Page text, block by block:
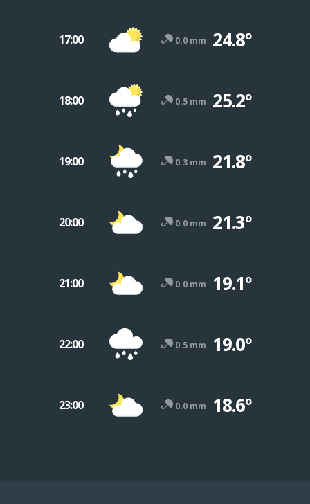
17:00 0.0 mm 24.8º
18:00 0.5 mm 25.2º
19:00 0.3 mm 21.8º
20:00 0.0 mm 21.3º
21:00 0.0 mm 19.1º
22:00 0.5 mm 19.0º
23:00 0.0 mm 18.6º